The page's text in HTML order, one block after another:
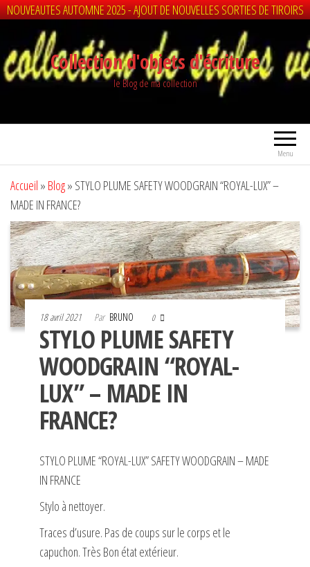
NOUVEAUTES AUTOMNE 2025 - AJOUT DE NOUVELLES SORTIES DE TIROIRS
contenu
Collection d'objets d'écriture
le Blog de ma collection
Menu
Accueil » Blog» STYLO PLUME SAFETY WOODGRAIN “ROYAL-LUX” –
MADE IN FRANCE?
18 avril 2021 Par BRUNO 0
STYLO PLUME SAFETY
WOODGRAIN “ROYAL-
LUX” – MADE IN
FRANCE?
STYLO PLUME “ROYAL-LUX” SAFETY WOODGRAIN – MADE
IN FRANCE
Stylo à nettoyer.
Traces d’usure. Pas de coups sur le corps et le
capuchon. Très Bon état extérieur.